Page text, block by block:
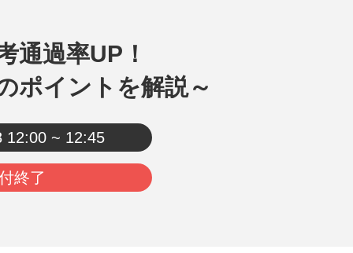
通過率UP！
ポイントを解説～
12:00 ~ 12:45
終了